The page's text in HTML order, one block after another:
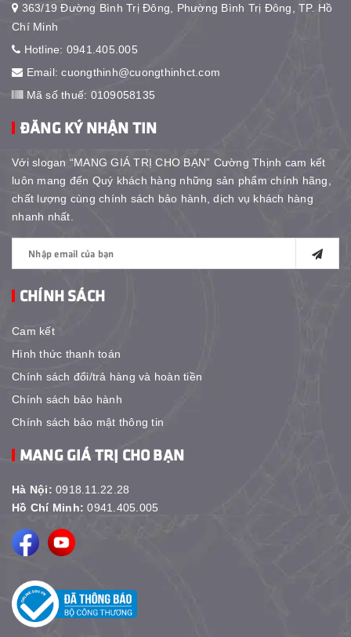
363/19 Đường Bình Trị Đông, Phường Bình Trị Đông, TP. Hồ
Chí Minh
Hotline: 0941.405.005
Email:cuongthinh@cuongthinhct.com
Mã số thuế: 0109058135
ĐĂNG KÝ NHẬN TIN
Với slogan “MANG GIÁ TRỊ CHO BẠN” Cường Thịnh cam kết
luôn mang đến Quý khách hàng những sản phẩm chính hãng,
chất lượng cùng chính sách bảo hành, dịch vụ khách hàng
nhanh nhất.
CHÍNH SÁCH
Cam kết
Hình thức thanh toán
Chính sách đổi/trả hàng và hoàn tiền
Chính sách bảo hành
Chính sách bảo mật thông tin
MANG GIÁ TRỊ CHO BẠN
Hà Nội: 0918.11.22.28
Hồ Chí Minh:0941.405.005